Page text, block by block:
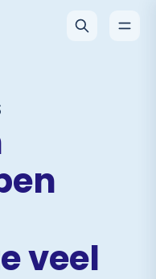
veel